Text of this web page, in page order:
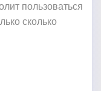
пользоваться
сколько